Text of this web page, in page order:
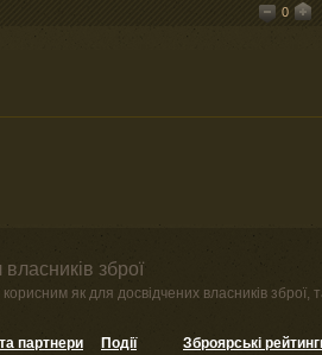
0
зброї
як для досвідчених власників зброї,
та партнери Події Зброярські